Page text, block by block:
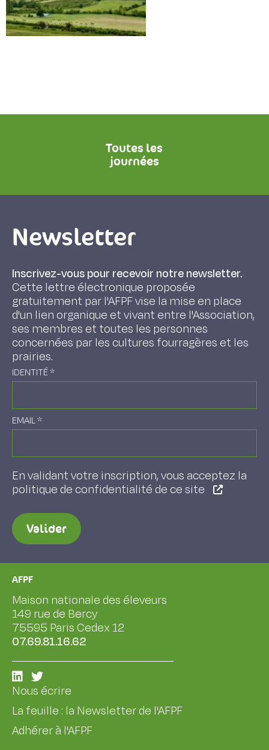
Toutes les
journées
Newsletter
Inscrivez-vous pour recevoir notre newsletter.
Cette lettre électronique proposée
gratuitement par l'AFPF vise la mise en place
d'un lien organique et vivant entre l'Association,
ses membres et toutes les personnes
concernées par les cultures fourragères et les
prairies.
IDENTITÉ*
EMAIL*
En validant votre inscription, vous acceptez la
politique de confidentialité de ce site
Valider
AFPF
Maison nationale des éleveurs
149 rue de Bercy
75595 Paris Cedex 12
07.69.81.16.62
Nous écrire
La feuille : la Newsletter de l'AFPF
Adhérer à l'AFPF